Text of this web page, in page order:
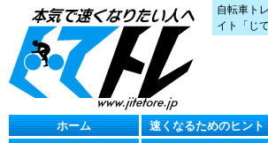
自転車ト
イト「じ
ホーム
速くなるためのヒント